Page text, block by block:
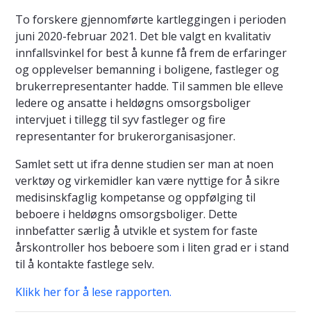
To forskere gjennomførte kartleggingen i perioden
juni 2020-februar 2021. Det ble valgt en kvalitativ
innfallsvinkel for best å kunne få frem de erfaringer
og opplevelser bemanning i boligene, fastleger og
brukerrepresentanter hadde. Til sammen ble elleve
ledere og ansatte i heldøgns omsorgsboliger
intervjuet i tillegg til syv fastleger og fire
representanter for brukerorganisasjoner.
Samlet sett ut ifra denne studien ser man at noen
verktøy og virkemidler kan være nyttige for å sikre
medisinskfaglig kompetanse og oppfølging til
beboere i heldøgns omsorgsboliger. Dette
innbefatter særlig å utvikle et system for faste
årskontroller hos beboere som i liten grad er i stand
til å kontakte fastlege selv.
Klikk her for å lese rapporten.